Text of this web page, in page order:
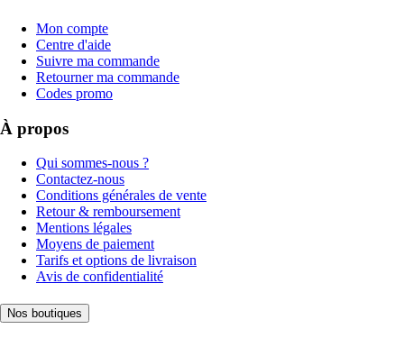
Mon compte
Centre d'aide
Suivre ma commande
Retourner ma commande
Codes promo
À propos
Qui sommes-nous ?
Contactez-nous
Conditions générales de vente
Retour & remboursement
Mentions légales
Moyens de paiement
Tarifs et options de livraison
Avis de confidentialité
Nos boutiques